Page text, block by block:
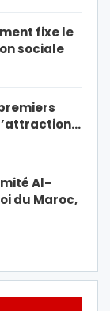
fixe le
sociale
Al-
du Maroc,